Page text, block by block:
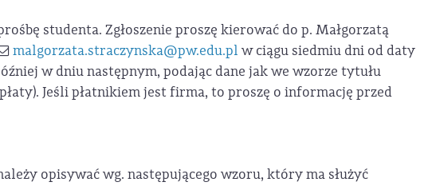
studenta. Zgłoszenie proszę kierować do p. Małgorzatą
malgorzata.straczynska@pw.edu.pl w ciągu siedmiu dni od daty
w dniu następnym, podając dane jak we wzorze tytułu
Jeśli płatnikiem jest firma, to proszę o informację przed
opisywać wg. następującego wzoru, który ma służyć